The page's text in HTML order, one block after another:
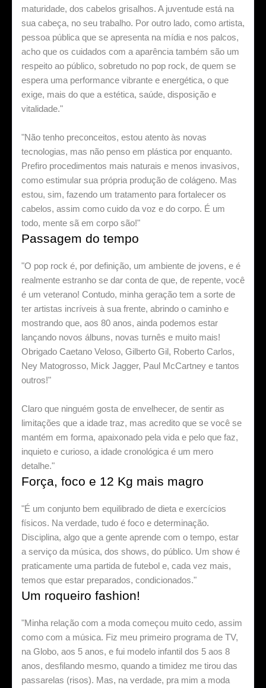
maturidade, dos cabelos grisalhos. A juventude está na
sua cabeça, no seu trabalho. Por outro lado, como artista,
pessoa pública que se apresenta na mídia e nos palcos,
acho que os cuidados com a aparência também são um
respeito ao público, sobretudo no pop rock, de quem se
espera uma performance vibrante e energética, o que
exige, mais do que a estética, saúde, disposição e
vitalidade."
"Não tenho preconceitos, estou atento às novas
tecnologias, mas não penso em plástica por enquanto.
Prefiro procedimentos mais naturais e menos invasivos,
como estimular sua própria produção de colágeno. Mas
estou, sim, fazendo um tratamento para fortalecer os
cabelos, assim como cuido da voz e do corpo. É um
todo, mente sã em corpo são!"
Passagem do tempo
"O pop rock é, por definição, um ambiente de jovens, e é
realmente estranho se dar conta de que, de repente, você
é um veterano! Contudo, minha geração tem a sorte de
ter artistas incríveis à sua frente, abrindo o caminho e
mostrando que, aos 80 anos, ainda podemos estar
lançando novos álbuns, novas turnês e muito mais!
Obrigado Caetano Veloso, Gilberto Gil, Roberto Carlos,
Ney Matogrosso, Mick Jagger, Paul McCartney e tantos
outros!"
Claro que ninguém gosta de envelhecer, de sentir as
limitações que a idade traz, mas acredito que se você se
mantém em forma, apaixonado pela vida e pelo que faz,
inquieto e curioso, a idade cronológica é um mero
detalhe."
Força, foco e 12 Kg mais magro
"É um conjunto bem equilibrado de dieta e exercícios
físicos. Na verdade, tudo é foco e determinação.
Disciplina, algo que a gente aprende com o tempo, estar
a serviço da música, dos shows, do público. Um show é
praticamente uma partida de futebol e, cada vez mais,
temos que estar preparados, condicionados."
Um roqueiro fashion!
"Minha relação com a moda começou muito cedo, assim
como com a música. Fiz meu primeiro programa de TV,
na Globo, aos 5 anos, e fui modelo infantil dos 5 aos 8
anos, desfilando mesmo, quando a timidez me tirou das
passarelas (risos). Mas, na verdade, pra mim a moda